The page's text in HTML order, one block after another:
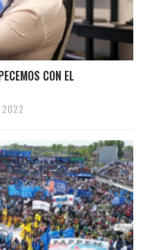
CON EL
2022